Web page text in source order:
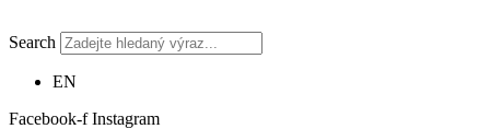
Search
EN
Facebook-f Instagram